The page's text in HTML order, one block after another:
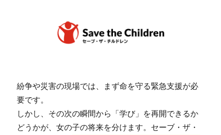
紛争や災害の現場では、まず命を守る緊急支援が必
要です。
しかし、その次の瞬間から「学び」を再開できるか
どうかが、女の子の将来を分けます。セーブ・ザ・